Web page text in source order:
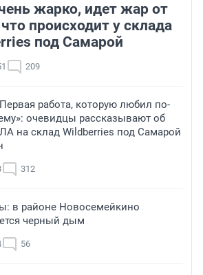
жарко, идет жар от
происходит у склада
под Самарой
209
работа, которую любил по-
очевидцы рассказывают об
на склад Wildberries под Самарой
312
в районе Новосемейкино
черный дым
56